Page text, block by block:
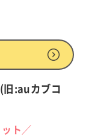
(旧:auカブコ
ト／